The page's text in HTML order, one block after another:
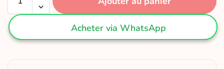
Acheter via WhatsApp